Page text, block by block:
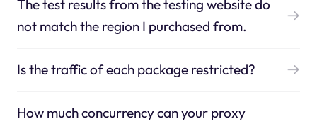
The test results from the testing website do
not match the region I purchased from.
Is the traffic of each package restricted?
How much concurrency can your proxy